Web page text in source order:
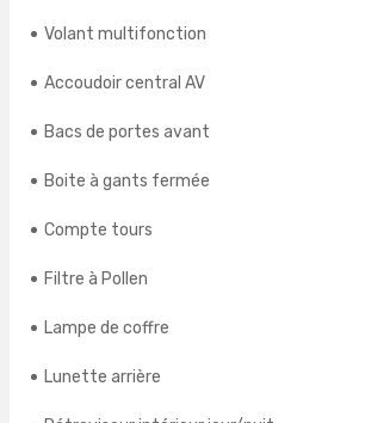
Volant multifonction
Accoudoir central AV
Bacs de portes avant
Boite à gants fermée
Compte tours
Filtre à Pollen
Lampe de coffre
Lunette arrière